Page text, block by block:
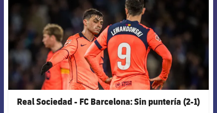
Real Sociedad - FC Barcelona: Sin puntería (2-1)